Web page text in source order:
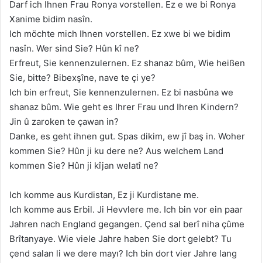
Darf ich Ihnen Frau Ronya vorstellen. Ez e we bi Ronya
Xanime bidim nasîn.
Ich möchte mich Ihnen vorstellen. Ez xwe bi we bidim
nasîn. Wer sind Sie? Hûn kî ne?
Erfreut, Sie kennenzulernen. Ez shanaz bûm, Wie heißen
Sie, bitte? Bibexşîne, nave te çi ye?
Ich bin erfreut, Sie kennenzulernen. Ez bi nasbûna we
shanaz bûm. Wie geht es Ihrer Frau und Ihren Kindern?
Jin û zaroken te çawan in?
Danke, es geht ihnen gut. Spas dikim, ew jî baş in. Woher
kommen Sie? Hûn ji ku dere ne? Aus welchem Land
kommen Sie? Hûn ji kîjan welatî ne?
Ich komme aus Kurdistan, Ez ji Kurdistane me.
Ich komme aus Erbil. Ji Hevvlere me. Ich bin vor ein paar
Jahren nach England gegangen. Çend sal berî niha çûme
Brîtanyaye. Wie viele Jahre haben Sie dort gelebt? Tu
çend salan li we dere mayı? Ich bin dort vier Jahre lang